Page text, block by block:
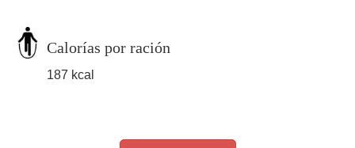
Calorías por ración
187 kcal